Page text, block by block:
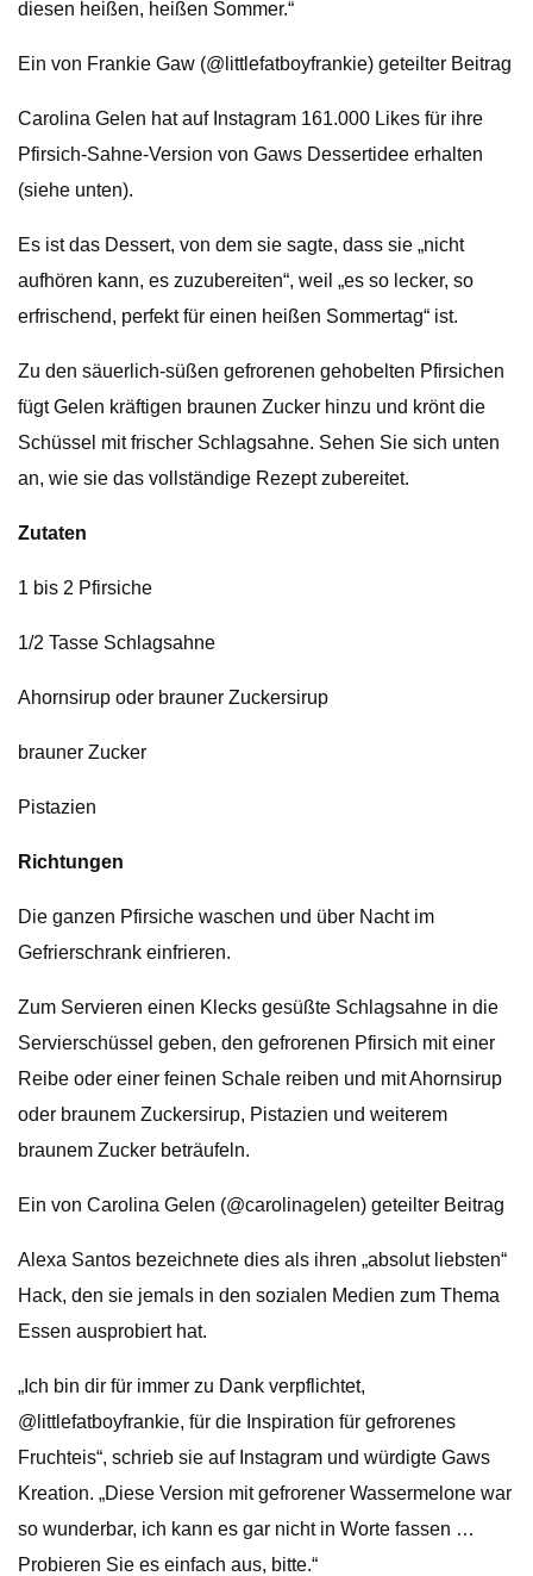
diesen heißen, heißen Sommer.“
Ein von Frankie Gaw (@littlefatboyfrankie) geteilter Beitrag
Carolina Gelen hat auf Instagram 161.000 Likes für ihre
Pfirsich-Sahne-Version von Gaws Dessertidee erhalten
(siehe unten).
Es ist das Dessert, von dem sie sagte, dass sie „nicht
aufhören kann, es zuzubereiten“, weil „es so lecker, so
erfrischend, perfekt für einen heißen Sommertag“ ist.
Zu den säuerlich-süßen gefrorenen gehobelten Pfirsichen
fügt Gelen kräftigen braunen Zucker hinzu und krönt die
Schüssel mit frischer Schlagsahne. Sehen Sie sich unten
an, wie sie das vollständige Rezept zubereitet.
Zutaten
1 bis 2 Pfirsiche
1/2 Tasse Schlagsahne
Ahornsirup oder brauner Zuckersirup
brauner Zucker
Pistazien
Richtungen
Die ganzen Pfirsiche waschen und über Nacht im
Gefrierschrank einfrieren.
Zum Servieren einen Klecks gesüßte Schlagsahne in die
Servierschüssel geben, den gefrorenen Pfirsich mit einer
Reibe oder einer feinen Schale reiben und mit Ahornsirup
oder braunem Zuckersirup, Pistazien und weiterem
braunem Zucker beträufeln.
Ein von Carolina Gelen (@carolinagelen) geteilter Beitrag
Alexa Santos bezeichnete dies als ihren „absolut liebsten“
Hack, den sie jemals in den sozialen Medien zum Thema
Essen ausprobiert hat.
„Ich bin dir für immer zu Dank verpflichtet,
@littlefatboyfrankie, für die Inspiration für gefrorenes
Fruchteis“, schrieb sie auf Instagram und würdigte Gaws
Kreation. „Diese Version mit gefrorener Wassermelone war
so wunderbar, ich kann es gar nicht in Worte fassen …
Probieren Sie es einfach aus, bitte.“